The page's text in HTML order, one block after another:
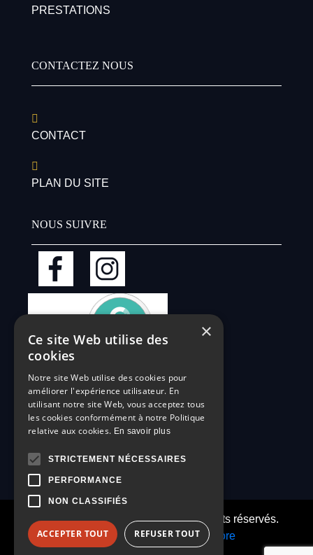
PRESTATIONS
CONTACTEZ NOUS
CONTACT
PLAN DU SITE
NOUS SUIVRE
© 2026 - Barré Automobiles. Tous droits réservés.
Réalisation :Nextlane Livestore
×
Ce site Web utilise des
cookies
Notre site Web utilise des cookies pour
améliorer l'expérience utilisateur. En
utilisant notre site Web, vous acceptez tous
les cookies conformément à notre Politique
relative aux cookies. En savoir plus
STRICTEMENT NÉCESSAIRES
PERFORMANCE
NON CLASSIFIÉS
ACCEPTER TOUT REFUSER TOUT